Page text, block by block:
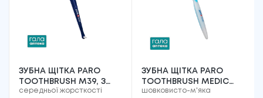
ЗУБНА ЩІТКА PARO
TOOTHBRUSH M39, З
МОНОПУЧКОВОЮ
середньої жорсткості
ЗУБНА ЩІТКА PARO
TOOTHBRUSH MEDIC
(ESRO AG)
шовковисто-м'яка